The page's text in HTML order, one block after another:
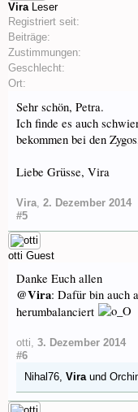
Vira Leser
Registriert seit:
Beiträge:
Zustimmungen:
Geschlecht:
Ort:
Sehr schön, Petra.
Ich finde es auch
bekommen bei den
Liebe Grüsse, Vira
Vira, 2. Dezember 2014
#5
otti Guest
Danke Euch allen
@Vira: Dafür bin auch
herumbalanciert
otti, 3. Dezember 2014
#6
Nihal76, Viraund